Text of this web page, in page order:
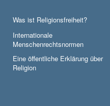
Was ist Religionsfreiheit?
Internationale
Menschenrechtsnormen
Eine öffentliche Erklärung über
Religion